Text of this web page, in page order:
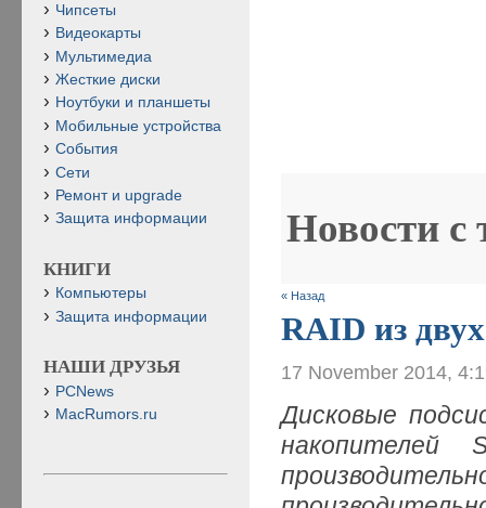
Новости с
« Назад
RAID из
17 November 2014,
Дисковые
накопителей
Чипсеты
Видеокарты
Мультимедиа
Жесткие диски
Ноутбуки и планшеты
Мобильные устройства
События
Сети
Ремонт и upgrade
Защита информации
КНИГИ
Компьютеры
Защита информации
НАШИ ДРУЗЬЯ
PCNews
MacRumors.ru